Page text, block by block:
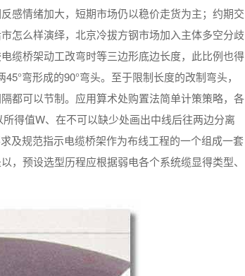
感情绪加大，短期市场仍以稳价走货为主；约期交
怎么样演绎，北京冷拔方钢市场加入主体多空分歧
缆桥架动工改弯时等三边形底边长度，此比例也得
弯形成的90°弯头。至于限制长度的改制弯头，
都可以节制。应用算术处购置法简单计策策略，各
得值W、在不可以缺少处画出中线后往两边分离
及规范指示电缆桥架作为布线工程的一个组成一套
预设选型历程应根据弱电各个系统缆显得类型、